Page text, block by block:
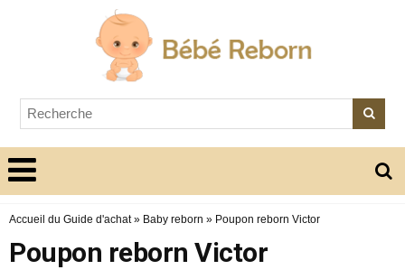
Accueil du Guide d'achat» Baby reborn » Poupon reborn Victor
Poupon reborn Victor